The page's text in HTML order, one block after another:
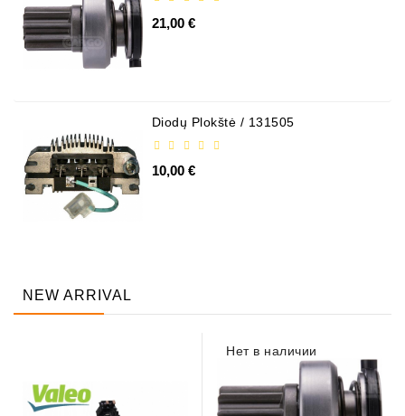
21,00 €
Diodų Plokštė / 131505
10,00 €
NEW ARRIVAL
Нет в наличии